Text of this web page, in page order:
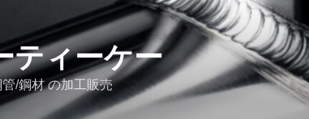
ティーケー
/鋼材 の加工販売